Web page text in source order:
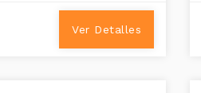
Ver Detalles